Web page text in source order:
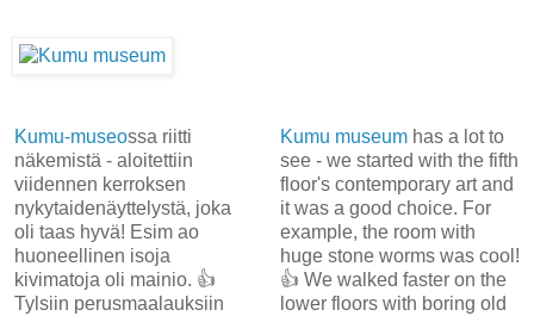
Kumu-museossa riitti
näkemistä - aloitettiin
viidennen kerroksen
nykytaidenäyttelystä, joka
oli taas hyvä! Esim ao
huoneellinen isoja
kivimatoja oli mainio. 👍
Tylsiin perusmaalauksiin
Kumu museumhas a lot to
see - we started with the fifth
floor's contemporary art and
it was a good choice. For
example, the room with
huge stone worms was cool!
👍 We walked faster on the
lower floors with boring old